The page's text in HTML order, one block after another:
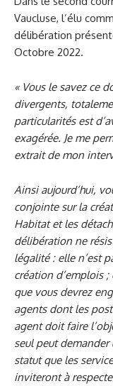
Vaucluse, l’élu
délibération
Octobre 2022.
« Vous le savez ce
divergents,
particularités est
exagérée. Je me
extrait de mon
Ainsi aujourd’hui,
conjointe sur la
Habitat et les
délibération ne
légalité : elle n’est
création d’emplois ;
que vous devrez
agents dont les
agent doit faire
seul peut demander
statut que les
inviteront à